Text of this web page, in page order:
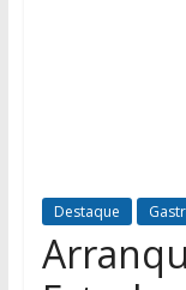
Destaque